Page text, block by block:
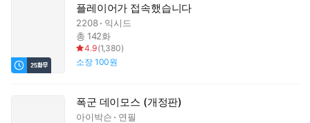
플레이어가 접속했습니다
2208
익시드
총 142화
4.9(1,380)
소장 100원
폭군 데이모스 (개정판)
아이박슨
연필